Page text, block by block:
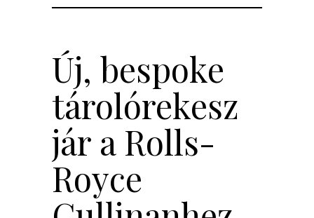
Új, bespoke
tárolórekesz
jár a Rolls-
Royce